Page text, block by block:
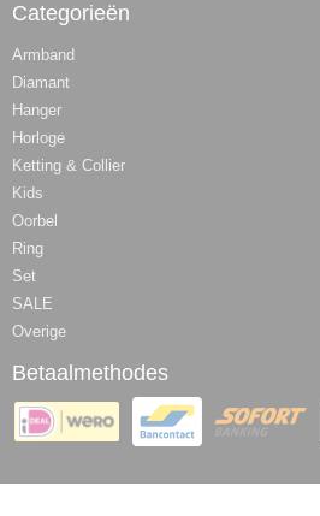
Categorieën
Armband
Diamant
Hanger
Horloge
Ketting & Collier
Kids
Oorbel
Ring
Set
SALE
Overige
Betaalmethodes